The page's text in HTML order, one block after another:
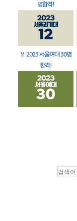
명합격!
🏅 2023 서울여대 30명
합격!